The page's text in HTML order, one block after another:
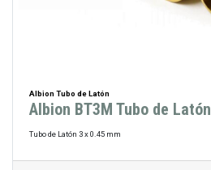
Albion Tubo de Latón
Albion BT3M Tubo de Latón
Tubo de Latón 3 x 0.45 mm